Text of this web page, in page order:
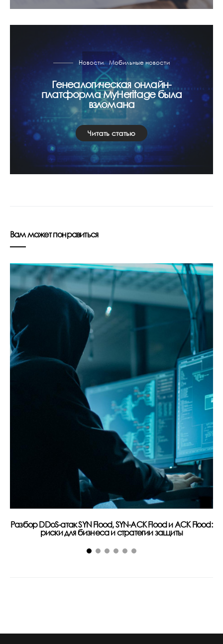
Новости Мобильные новости
Генеалогическая онлайн-
платформа MyHeritage была
взломана
Читать статью
Вам может понравиться
Разбор DDoS-атак SYN Flood, SYN-ACK Flood и ACK Flood:
риски для бизнеса и стратегии защиты